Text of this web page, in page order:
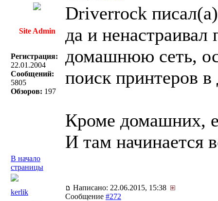
Site Admin
Регистрация:
22.01.2004
Сообщений:
5805
Обзоров: 197
Driverrock
да и ненастраивал
домашнюю сеть,
поиск принтеров
Кроме домашних,
И там начинается
В начало
страницы
kerlik
Написано: 22.06.2015, 15:38
Сообщение #272